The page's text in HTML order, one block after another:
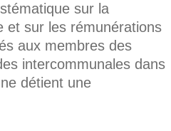
sur la
et sur les rémunérations
aux membres des
intercommunales dans
détient une